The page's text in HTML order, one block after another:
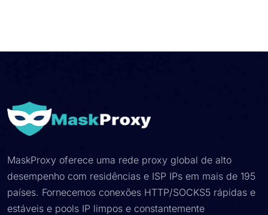
MaskProxy oferece uma rede proxy global de alto
desempenho com residências e ISP IPs em mais de 195
países. Fornecemos conexões HTTP/SOCKS5 rápidas e
estáveis ​​e pools IP limpos e constantemente